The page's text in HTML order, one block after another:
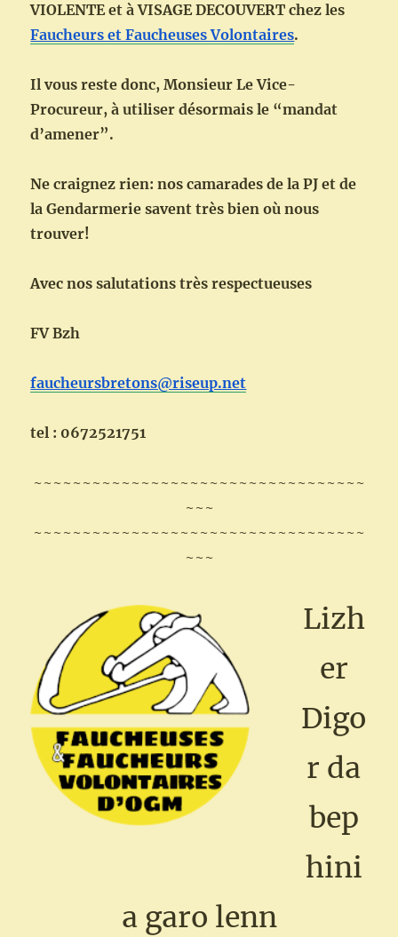
VIOLENTE et à VISAGE DECOUVERT chez les
Faucheurs et Faucheuses Volontaires.
Il vous reste donc, Monsieur Le Vice-
Procureur, à utiliser désormais le “mandat
d’amener”.
Ne craignez rien: nos camarades de la PJ et de
la Gendarmerie savent très bien où nous
trouver!
Avec nos salutations très respectueuses
FV Bzh
faucheursbretons@riseup.net
tel : 0672521751
~~~~~~~~~~~~~~~~~~~~~~~~~~~~~~~~~~
~~~
~~~~~~~~~~~~~~~~~~~~~~~~~~~~~~~~~~
~~~
Lizh
er
Digo
r da
bep
hini
a garo lenn